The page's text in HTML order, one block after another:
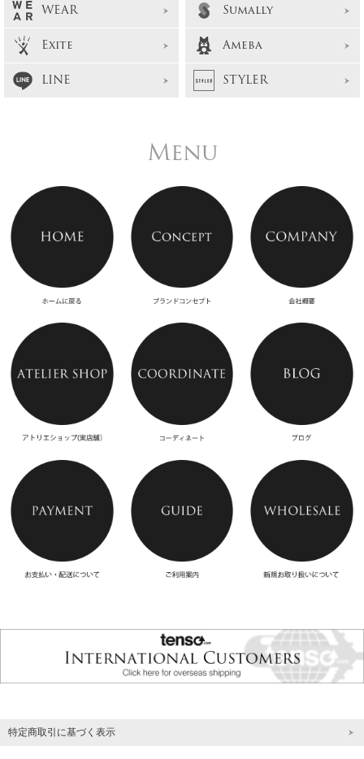
WEAR
Sumally
Exite
Ameba
LINE
STYLER
Menu
特定商取引に基づく表示